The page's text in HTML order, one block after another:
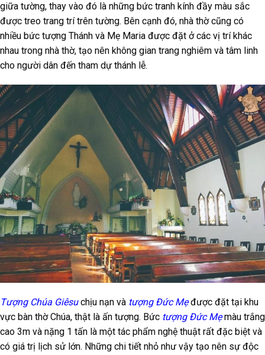
giữa tường, thay vào đó là những bức tranh kính đầy màu sắc
được treo trang trí trên tường. Bên cạnh đó, nhà thờ cũng có
nhiều bức tượng Thánh và Mẹ Maria được đặt ở các vị trí khác
nhau trong nhà thờ, tạo nên không gian trang nghiêm và tâm linh
cho người dân đến tham dự thánh lễ.
Tượng Chúa Giêsuchịu nạn và tượng Đức Mẹđược đặt tại khu
vực bàn thờ Chúa, thật là ấn tượng. Bức tượng Đức Mẹmàu trắng
cao 3m và nặng 1 tấn là một tác phẩm nghệ thuật rất đặc biệt và
có giá trị lịch sử lớn. Những chi tiết nhỏ như vậy tạo nên sự độc